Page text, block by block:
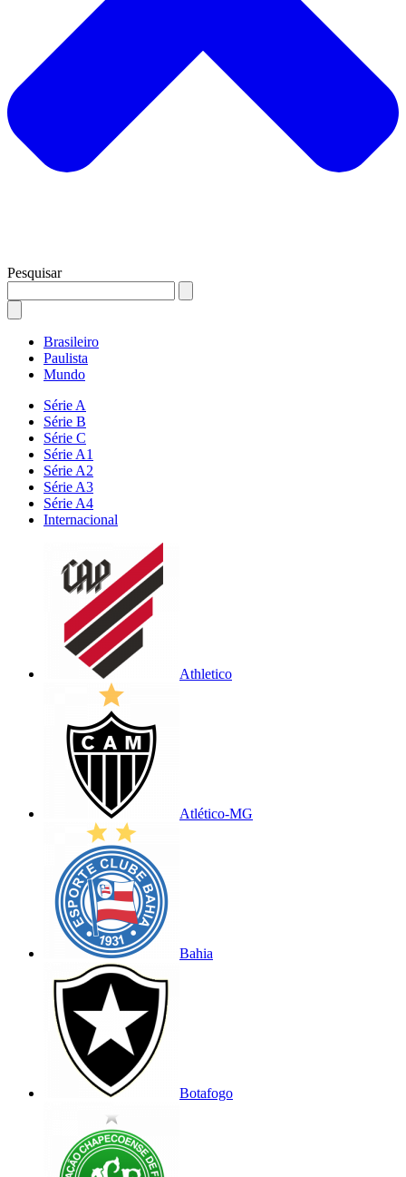
Pesquisar
Brasileiro
Paulista
Mundo
Série A
Série B
Série C
Série A1
Série A2
Série A3
Série A4
Internacional
Athletico
Atlético-MG
Bahia
Botafogo